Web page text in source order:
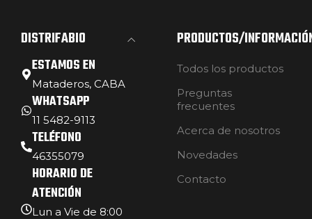
DISTRIFABIO
ESTAMOS EN
Mataderos, CABA
WHATSAPP
11 5482-9113
TELÉFONO
46355079
HORARIO DE
ATENCIÓN
Lun a Vie de 8:00
PRODUCTOS/
Todos los productos
Preguntas
frecuentes
Acerca de nosotros
Novedades
Contacto